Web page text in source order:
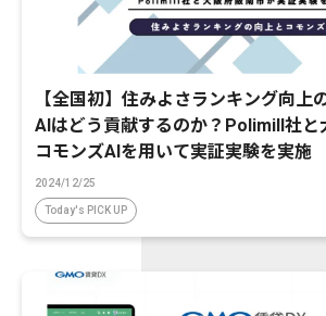
【全国初】住みよさランキング向上
AIはどう貢献するのか？Polimill社と
コモンズAIを用いて実証実験を実施
2024/12/25
Today's PICK UP